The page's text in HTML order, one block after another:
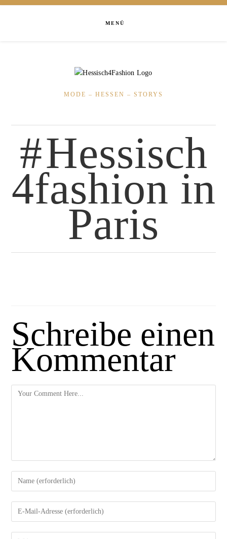
MENÜ
MODE – HESSEN – STORYS
Hessisch
4fashion in
Paris
Schreibe einen
Kommentar